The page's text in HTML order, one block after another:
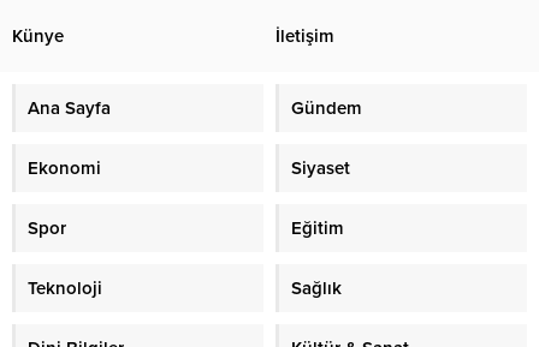
Künye İletişim
Ana Sayfa Gündem
Ekonomi Siyaset
Spor Eğitim
Teknoloji Sağlık